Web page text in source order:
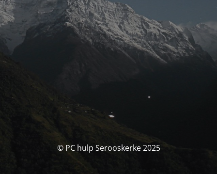
© PC hulp Serooskerke 2025